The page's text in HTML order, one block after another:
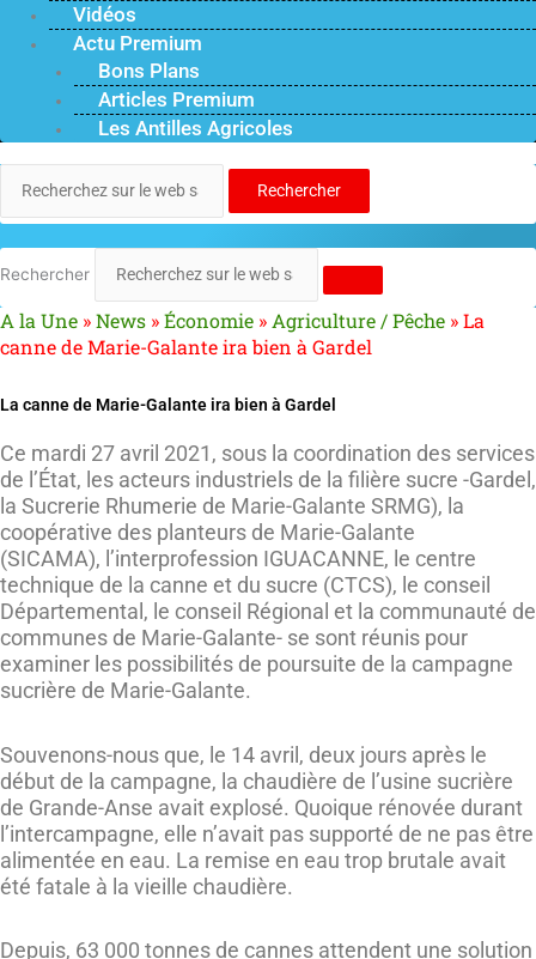
Vidéos
Actu Premium
Bons Plans
Articles Premium
Les Antilles Agricoles
Rechercher
Rechercher
A la Une »News »Économie »Agriculture / Pêche »La
canne de Marie-Galante ira bien à Gardel
La canne de Marie-Galante ira bien à Gardel
Ce mardi 27 avril 2021, sous la coordination des services
de l’État, les acteurs industriels de la filière sucre -Gardel,
la Sucrerie Rhumerie de Marie-Galante SRMG), la
coopérative des planteurs de Marie-Galante
(SICAMA), l’interprofession IGUACANNE, le centre
technique de la canne et du sucre (CTCS), le conseil
Départemental, le conseil Régional et la communauté de
communes de Marie-Galante- se sont réunis pour
examiner les possibilités de poursuite de la campagne
sucrière de Marie-Galante.
Souvenons-nous que, le 14 avril, deux jours après le
début de la campagne, la chaudière de l’usine sucrière
de Grande-Anse avait explosé. Quoique rénovée durant
l’intercampagne, elle n’avait pas supporté de ne pas être
alimentée en eau. La remise en eau trop brutale avait
été fatale à la vieille chaudière.
Depuis, 63 000 tonnes de cannes attendent une solution